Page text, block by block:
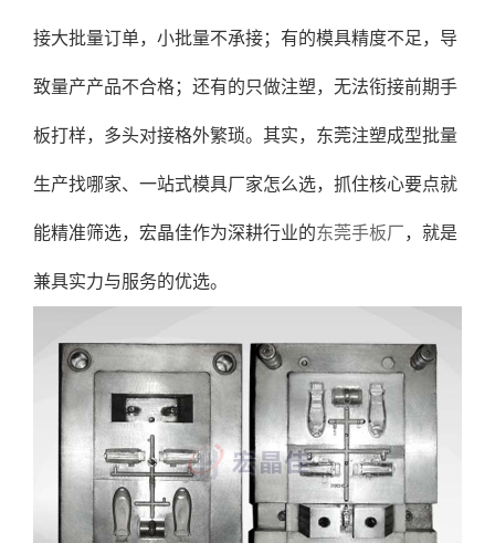
接大批量订单，小批量不承接；有的模具精度不足，导
致量产产品不合格；还有的只做注塑，无法衔接前期手
板打样，多头对接格外繁琐。其实，东莞注塑成型批量
生产找哪家、一站式模具厂家怎么选，抓住核心要点就
能精准筛选，宏晶佳作为深耕行业的东莞手板厂，就是
兼具实力与服务的优选。